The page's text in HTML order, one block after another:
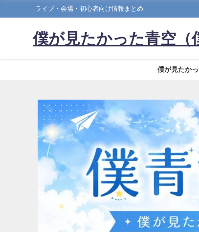
ライブ・会場・初心者向け情報まとめ
僕が見たかった青空（
僕が見たかっ